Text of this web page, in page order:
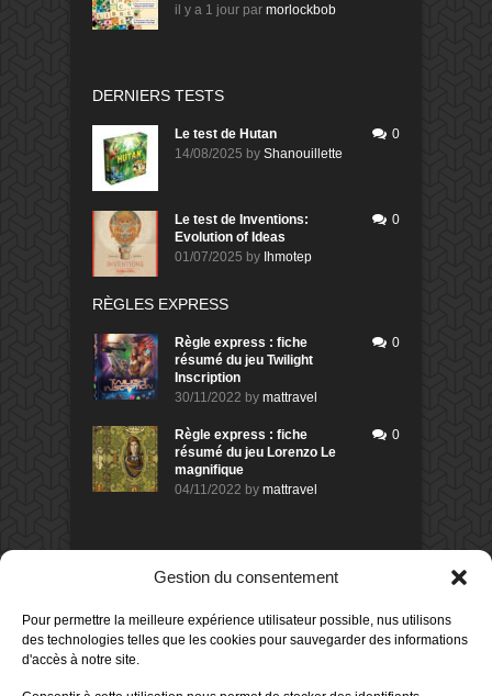
Gestion du consentement
Pour permettre la meilleure expérience utilisateur possible, nus utilisons
des technologies telles que les cookies pour sauvegarder des informations
d'accès à notre site.
il y a 1 jour par morlockbob
DERNIERS TESTS
Le test de Hutan
14/08/2025 by Shanouillette
0
Le test de Inventions:
Evolution of Ideas
01/07/2025 by Ihmotep
0
RÈGLES EXPRESS
Règle express : fiche
résumé du jeu Twilight
Inscription
30/11/2022 by mattravel
0
Règle express : fiche
résumé du jeu Lorenzo Le
magnifique
04/11/2022 by mattravel
0
Sur le jeu Detective Box - Ciao
Bella